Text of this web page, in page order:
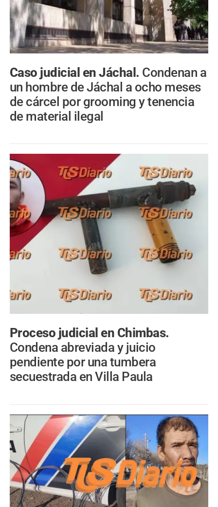
Caso judicial en Jáchal. Condenan a
un hombre de Jáchal a ocho meses
de cárcel por grooming y tenencia
de material ilegal
Proceso judicial en Chimbas.
Condena abreviada y juicio
pendiente por una tumbera
secuestrada en Villa Paula